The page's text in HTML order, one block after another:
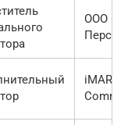
ООО
iMARS